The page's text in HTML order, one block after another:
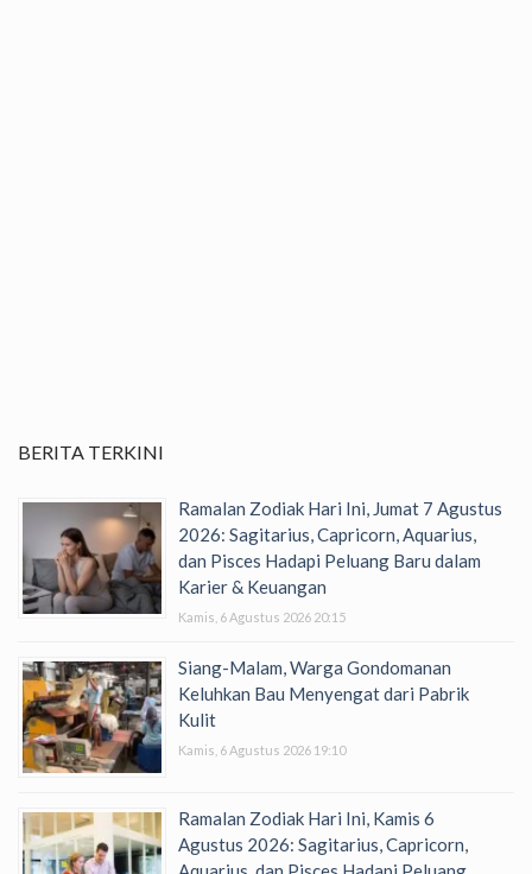
BERITA TERKINI
Ramalan Zodiak Hari Ini, Jumat 7 Agustus
2026: Sagitarius, Capricorn, Aquarius,
dan Pisces Hadapi Peluang Baru dalam
Karier & Keuangan
Kamis, 6 Agustus 2026 20:15
Siang-Malam, Warga Gondomanan
Keluhkan Bau Menyengat dari Pabrik
Kulit
Kamis, 6 Agustus 2026 19:10
Ramalan Zodiak Hari Ini, Kamis 6
Agustus 2026: Sagitarius, Capricorn,